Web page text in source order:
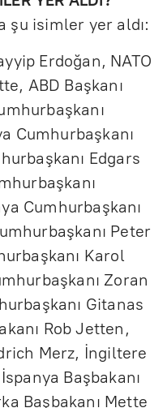
şu isimler yer aldı:
Erdoğan, NATO
ABD Başkanı
Cumhurbaşkanı
Edgars
Cumhurbaşkanı
Peter
Karol
Zoran
Gitanas
Rob Jetten,
Merz, İngiltere
Başbakanı
Başbakanı Mette